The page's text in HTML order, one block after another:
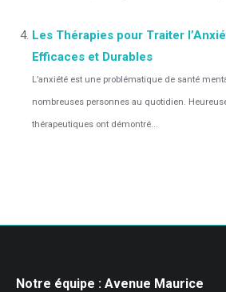
Les Thérapies pour Traiter
Efficaces et Durables
L’anxiété est une problématique de santé
nombreuses personnes au quotidien.
thérapeutiques ont démontré...
Notre équipe : Avenue Maurice